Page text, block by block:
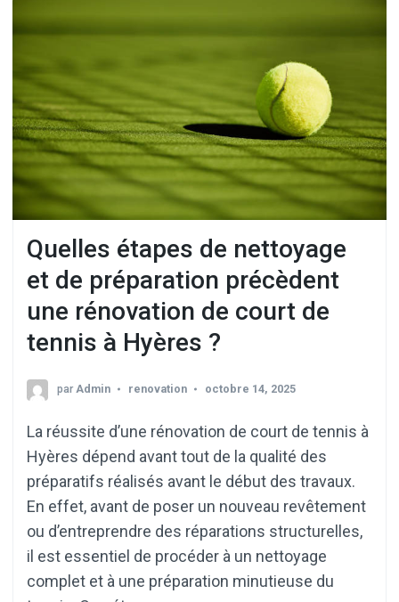
Quelles étapes de nettoyage
et de préparation précèdent
une rénovation de court de
tennis à Hyères ?
par Admin renovation octobre 14, 2025
La réussite d’une rénovation de court de tennis à
Hyères dépend avant tout de la qualité des
préparatifs réalisés avant le début des travaux.
En effet, avant de poser un nouveau revêtement
ou d’entreprendre des réparations structurelles,
il est essentiel de procéder à un nettoyage
complet et à une préparation minutieuse du